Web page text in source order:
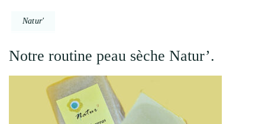
Natur'
Notre routine peau sèche Natur’.